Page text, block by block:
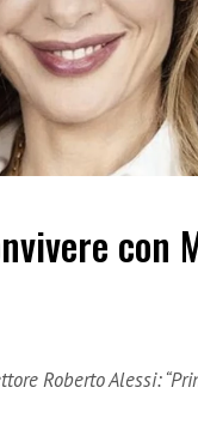
con
Roberto Alessi: